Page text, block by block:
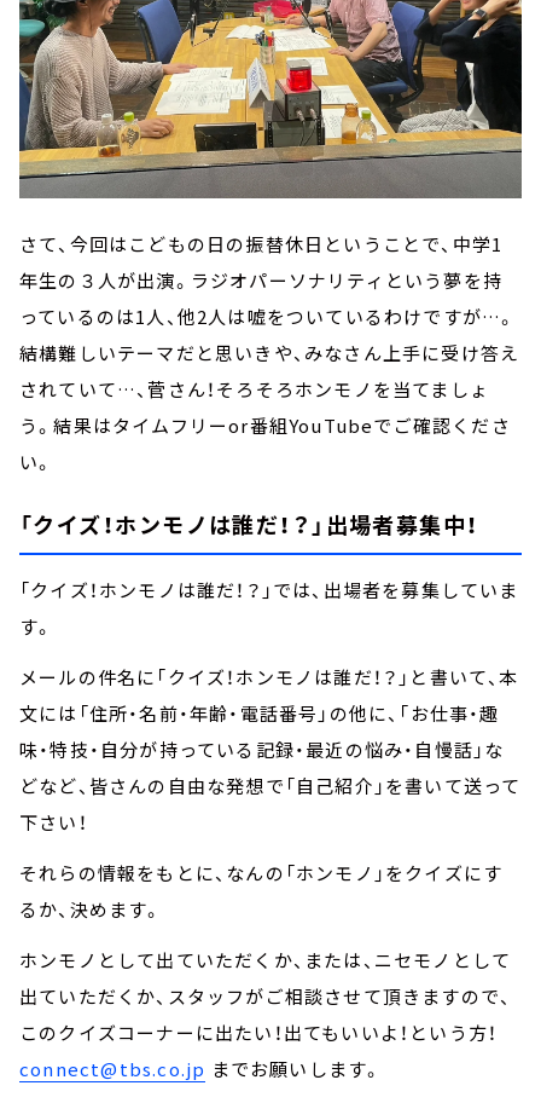
さて、今回はこどもの日の振替休日ということで、中学1
年生の３人が出演。ラジオパーソナリティという夢を持
っているのは1人、他2人は嘘をついているわけですが…。
結構難しいテーマだと思いきや、みなさん上手に受け答え
されていて…、菅さん！そろそろホンモノを当てましょ
う。結果はタイムフリーor番組YouTubeでご確認くださ
い。
「クイズ！ホンモノは誰だ！？」出場者募集中！
「クイズ！ホンモノは誰だ！？」では、出場者を募集していま
す。
メールの件名に「クイズ！ホンモノは誰だ！？」と書いて、本
文には「住所・名前・年齢・電話番号」の他に、「お仕事・趣
味・特技・自分が持っている記録・最近の悩み・自慢話」な
どなど、皆さんの自由な発想で「自己紹介」を書いて送って
下さい！
それらの情報をもとに、なんの「ホンモノ」をクイズにす
るか、決めます。
ホンモノとして出ていただくか、または、ニセモノとして
出ていただくか、スタッフがご相談させて頂きますので、
このクイズコーナーに出たい！出てもいいよ！という方！
connect@tbs.co.jp までお願いします。